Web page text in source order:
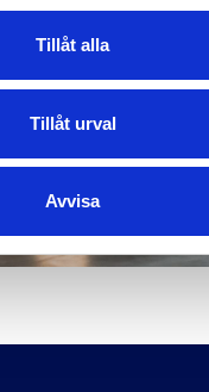
Tillåt alla
Tillåt urval
Avvisa